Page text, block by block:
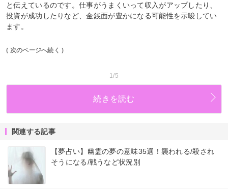
と伝えているのです。仕事がうまくいって収入がアップしたり、
投資が成功したりなど、金銭面が豊かになる可能性を示唆してい
ます。
( 次のページへ続く )
1/5
続きを読む
関連する記事
【夢占い】幽霊の夢の意味35選！襲われる/殺され
そうになる/戦うなど状況別